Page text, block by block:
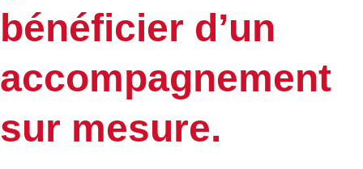
bénéficier d’un
accompagnement
sur mesure.